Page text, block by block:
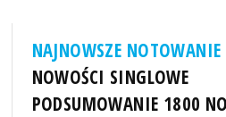
NAJNOWSZE NOTOWANIE
NOWOŚCI SINGLOWE
PODSUMOWANIE 1800